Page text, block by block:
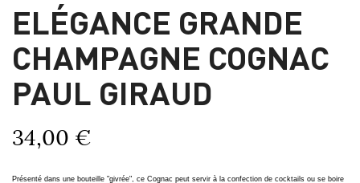
ELÉGANCE GRANDE
CHAMPAGNE COGNAC
PAUL GIRAUD
34,00 €
Présenté dans une bouteille "givrée", ce Cognac peut servir à la confection de cocktails ou se boire